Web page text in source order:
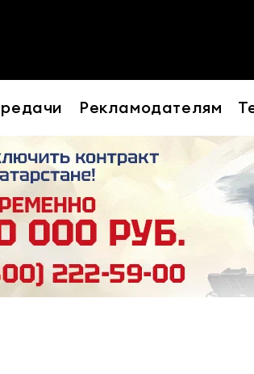
Рекламодателям